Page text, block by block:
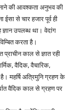
की आवश्कता अनुभव की
से चार हजार पूर्व ही
उपलब्ध था। वेदांग
करता है।
प्राचीन काल से ज्ञात रही
वैदिक, वैचारिक,
है। महर्षि अत्रिमुनि ग्रहण के
वैदिक काल से ग्रहण पर